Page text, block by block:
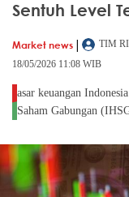
Sentuh Level
Market news |
TIM
18/05/2026 11:08 WIB
asar keuangan
Saham Gabungan